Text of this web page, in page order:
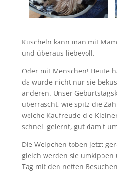
Kuscheln kann man mit
und überaus liebevoll.
Oder mit Menschen! Heute
da wurde nicht nur sie
anderen. Unser
überrascht, wie spitz die
welche Kaufreude die
schnell gelernt, gut damit
Die Welpchen toben jetzt
gleich werden sie umkippen
Tag mit den netten